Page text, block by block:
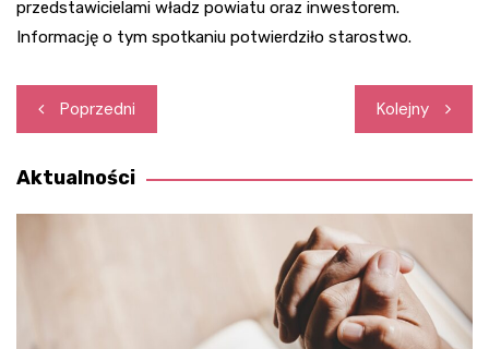
przedstawicielami władz powiatu oraz inwestorem.
Informację o tym spotkaniu potwierdziło starostwo.
Nawigacja
wpisu
Poprzedni Kolejny
Aktualności